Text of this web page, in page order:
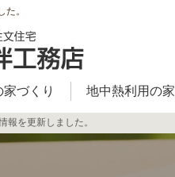
。
づくり 地中熱利用の家
報を更新しました。